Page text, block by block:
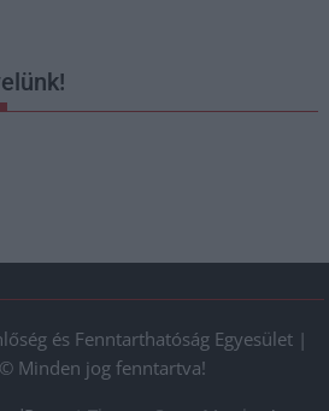
és Fenntarthatóság Egyesület |
Minden jog fenntartva!